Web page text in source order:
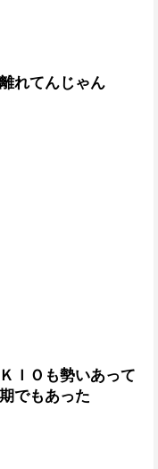
れてんじゃん
ＩＯも勢いあって
でもあった